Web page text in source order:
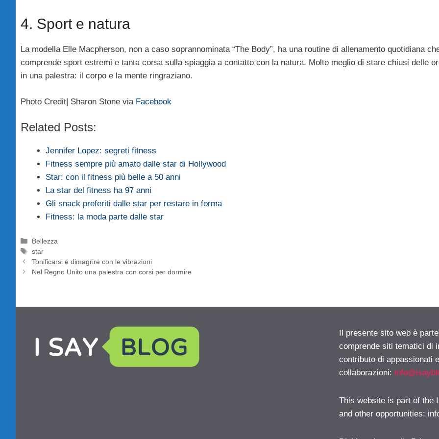
4. Sport e natura
La modella Elle Macpherson, non a caso soprannominata “The Body”, ha una routine di allenamento quotidiana
comprende sport estremi e tanta corsa sulla spiaggia a contatto con la natura. Molto meglio di stare chiusi delle
in una palestra: il corpo e la mente ringraziano.
Photo Credit| Sharon Stone via Facebook
Related Posts:
Jennifer Lopez: segreti fitness
Fitness sempre più amato dalle star di Hollywood
Star: con il fitness più belle a 50 anni
La star del fitness ha 97 anni
Gli snack preferiti dalle star per restare in forma
Fitness: la moda parte dalle star
Categorie
Bellezza
Tag
star
Tonificarsi e dimagrire con le vibrazioni
Nel Regno Unito una palestra con corsi per dormire
Il presente sito web è
comprende siti tematici di
contributo di appassionati
collaborazioni:
This website is part of the
and other opportunities: